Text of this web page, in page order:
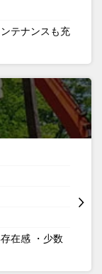
テナンスも充
在感 ・少数